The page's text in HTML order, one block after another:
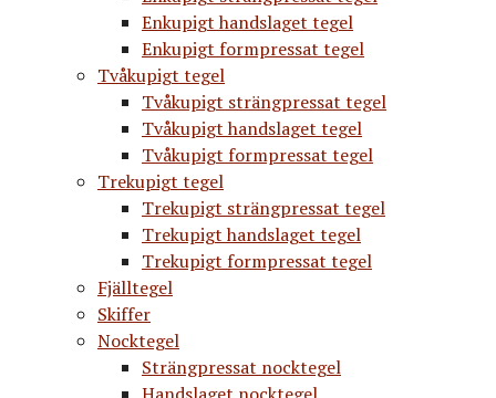
Enkupigt handslaget tegel
Enkupigt formpressat tegel
Tvåkupigt tegel
Tvåkupigt strängpressat tegel
Tvåkupigt handslaget tegel
Tvåkupigt formpressat tegel
Trekupigt tegel
Trekupigt strängpressat tegel
Trekupigt handslaget tegel
Trekupigt formpressat tegel
Fjälltegel
Skiffer
Nocktegel
Strängpressat nocktegel